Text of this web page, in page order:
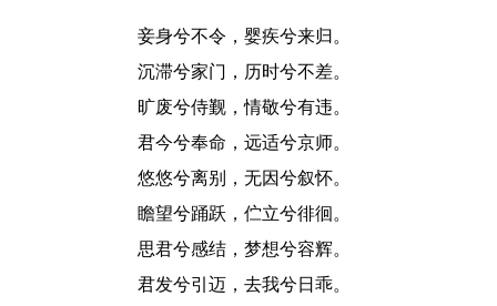
妾身兮不令，婴疾兮来归。
沉滞兮家门，历时兮不差。
旷废兮侍觐，情敬兮有违。
君今兮奉命，远适兮京师。
悠悠兮离别，无因兮叙怀。
瞻望兮踊跃，伫立兮徘徊。
思君兮感结，梦想兮容辉。
君发兮引迈，去我兮日乖。